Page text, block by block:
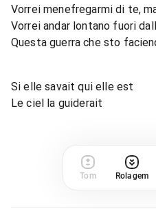
Vorrei menefregarmi di te,
Vorrei andar lontano fuori
Questa guerra che sto
Si elle savait qui elle est
Le ciel la guiderait
Tom Rolagem